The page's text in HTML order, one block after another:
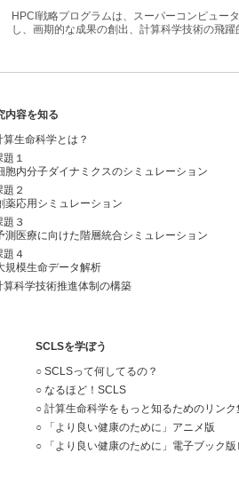
HPCI戦略プログラムは、スーパーコンピュー
し、画期的な成果の創出、計算科学技術の飛
内容を知る
算生命科学とは？
題１
胞内分子ダイナミクスのシミュレーション
題２
薬応用シミュレーション
題３
測医療に向けた階層統合シミュレーション
題４
規模生命データ解析
算科学技術推進体制の構築
SCLSを学ぼう
SCLSって何してるの？
なるほど！SCLS
計算生命科学をもっと知るためのリンク
「より良い健康のために」アニメ版
「より良い健康のために」電子ブック